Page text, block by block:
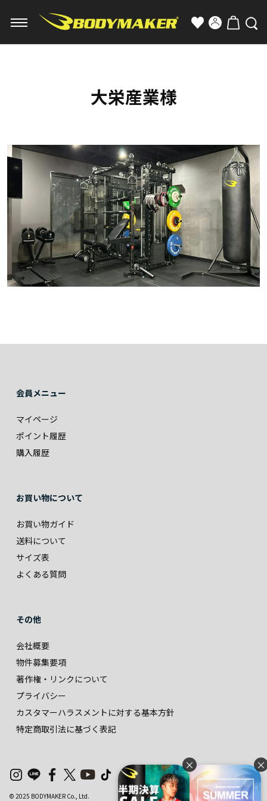
× ×
大栄産業様
会員メニュー
マイページ
ポイント履歴
購入履歴
お買い物について
お買い物ガイド
送料について
サイズ表
よくある質問
その他
会社概要
物件募集要項
著作権・リンクについて
プライバシー
カスタマーハラスメントに対する基本方針
特定商取引法に基づく表記
© 2025 BODYMAKER Co., Ltd.